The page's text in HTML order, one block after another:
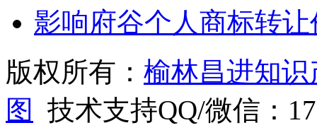
影响府谷个人商标转
版权所有： 榆林昌进知
图
技术支持QQ/微信：